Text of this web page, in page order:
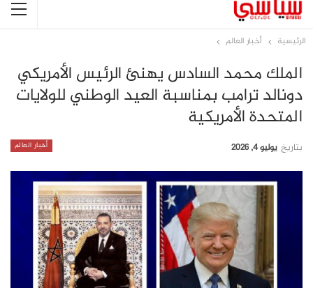
الرئيسية أخبار العالم
الملك محمد السادس يهنئ الرئيس الأمريكي
دونالد ترامب بمناسبة العيد الوطني للولايات
المتحدة الأمريكية
أخبار العالم بتاريخ يوليو 4, 2026